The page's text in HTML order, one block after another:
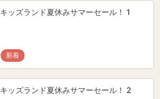
キッズランド夏休みサマーセール！ 1
新着
キッズランド夏休みサマーセール！ 2